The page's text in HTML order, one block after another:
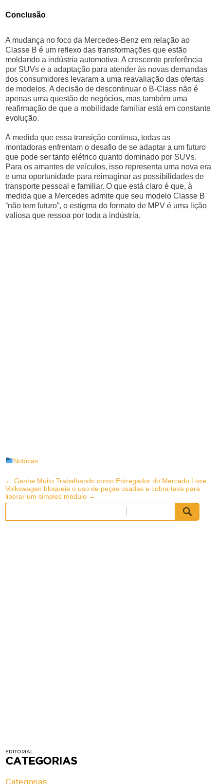
Conclusão
A mudança no foco da Mercedes-Benz em relação ao
Classe B é um reflexo das transformações que estão
moldando a indústria automotiva. A crescente preferência
por SUVs e a adaptação para atender às novas demandas
dos consumidores levaram a uma reavaliação das ofertas
de modelos. A decisão de descontinuar o B-Class não é
apenas uma questão de negócios, mas também uma
reafirmação de que a mobilidade familiar está em constante
evolução.
À medida que essa transição continua, todas as
montadoras enfrentam o desafio de se adaptar a um futuro
que pode ser tanto elétrico quanto dominado por SUVs.
Para os amantes de veículos, isso representa uma nova era
e uma oportunidade para reimaginar as possibilidades de
transporte pessoal e familiar. O que está claro é que, à
medida que a Mercedes admite que seu modelo Classe B
“não tem futuro”, o estigma do formato de MPV é uma lição
valiosa que ressoa por toda a indústria.
Notícias
Post
navigation
← Ganhe Muito Trabalhando como Entregador do Mercado Livre
Volkswagen bloqueia o uso de peças usadas e cobra taxa para
liberar um simples módulo →
Pesquisar
por:
EDITORIAL
CATEGORIAS
Categorias